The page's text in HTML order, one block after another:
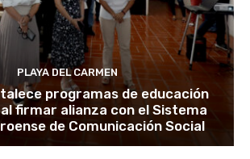
PLAYA DEL CARMEN
programas de educación
firmar alianza con el Sistema
de Comunicación Social